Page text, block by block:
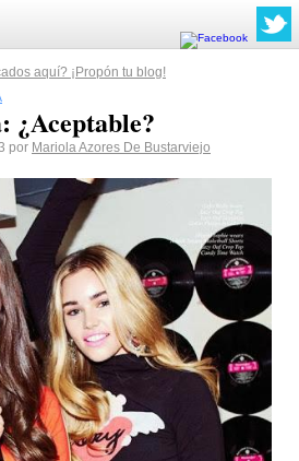
aquí? ¡Propón tu blog!
¿Aceptable?
por Mariola Azores De Bustarviejo